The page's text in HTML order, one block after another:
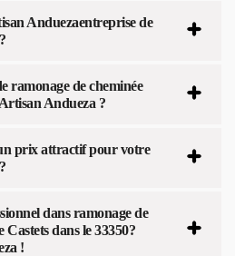
Anduezaentreprise de
ramonage de cheminée
Andueza ?
prix attractif pour votre
dans ramonage de
Castets dans le 33350?
!